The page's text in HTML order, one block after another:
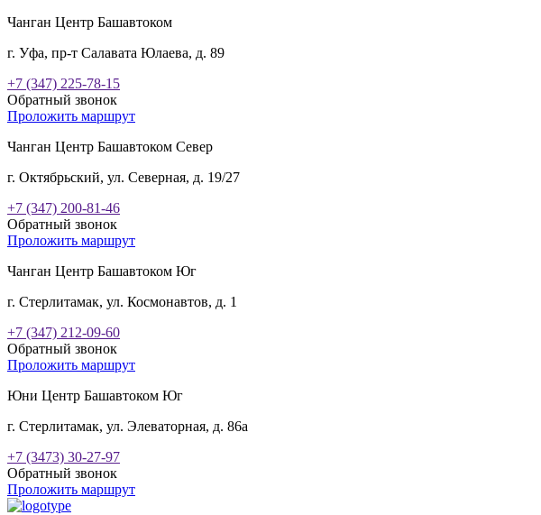
Чанган Центр Башавтоком
г. Уфа, пр-т Салавата Юлаева, д. 89
+7 (347) 225-78-15
Обратный звонок
Проложить маршрут
Чанган Центр Башавтоком Север
г. Октябрьский, ул. Северная, д. 19/27
+7 (347) 200-81-46
Обратный звонок
Проложить маршрут
Чанган Центр Башавтоком Юг
г. Стерлитамак, ул. Космонавтов, д. 1
+7 (347) 212-09-60
Обратный звонок
Проложить маршрут
Юни Центр Башавтоком Юг
г. Стерлитамак, ул. Элеваторная, д. 86а
+7 (3473) 30-27-97
Обратный звонок
Проложить маршрут